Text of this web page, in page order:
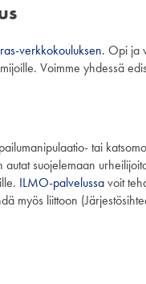
verkkokouluksen. Opi ja
Voimme yhdessä
tai
autat suojelemaan
ILMO-palvelussavoit
myös liittoon